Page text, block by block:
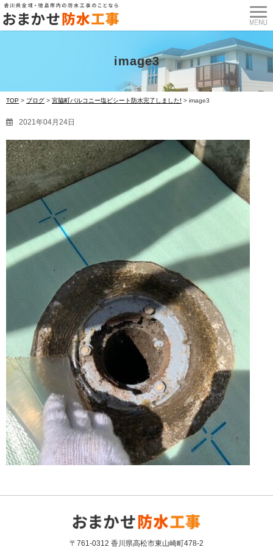
image3
TOP > ブログ > 宮脇町バルコニー塩ビシート防水完了しました! > image3
2021年04月24日
〒761-0312 香川県高松市東山崎町478-2